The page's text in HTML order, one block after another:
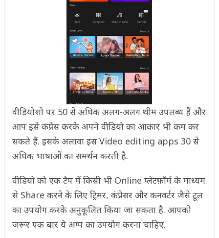
वीडियोशो पर 50 से अधिक अलग-अलग थीम उपलब्ध हैं और
आप इसे कंप्रेस करके अपने वीडियो का आकार भी कम कर
सकते हैं. इसके अलावा इस Video editing apps 30 से
अधिक भाषाओं का समर्थन करती है.
वीडियो को एक टैप में किसी भी Online प्लेटफ़ॉर्म के माध्यम
से Share करने के लिए ट्रिमर, कंप्रेसर और कनवर्टर जैसे टूल
का उपयोग करके अनुकूलित किया जा सकता है. आपको
जरूर एक बार ये अप्प का उपयोग करना चाहिए.